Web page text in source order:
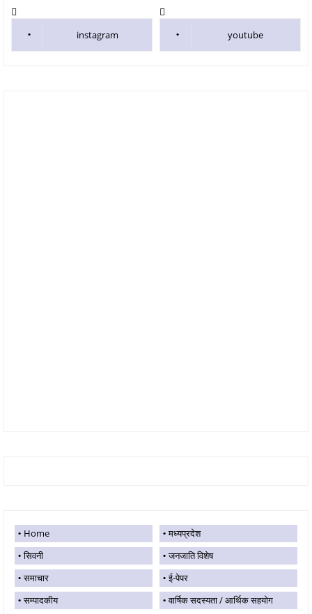
instagram youtube
Home
मध्यप्रदेश
सिवनी
जनजाति विशेष
समाचार
ई-पेपर
सम्पादकीय
वार्षिक सदस्यता / आर्थिक सहयोग